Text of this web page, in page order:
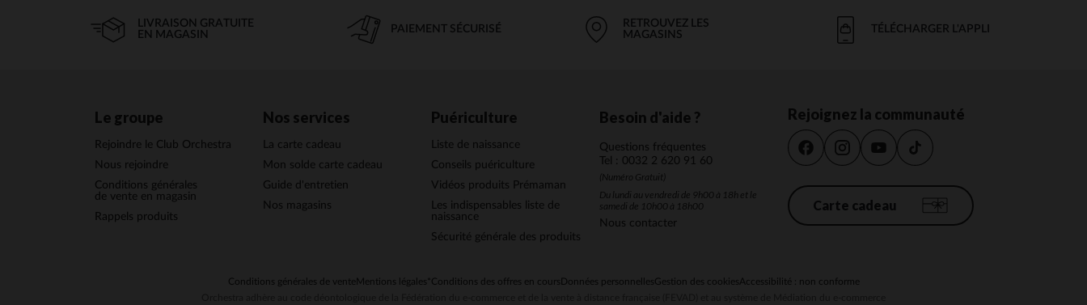
LIVRAISON GRATUITE
EN MAGASIN
PAIEMENT SÉCURISÉ
RETROUVEZ LES
MAGASINS
TÉLÉCHARGER L'APPLI
Le groupe
Rejoindre le Club Orchestra
Nous rejoindre
Conditions générales
de vente en magasin
Rappels produits
Nos services
La carte cadeau
Mon solde carte cadeau
Guide d'entretien
Nos magasins
Puériculture
Liste de naissance
Conseils puériculture
Vidéos produits Prémaman
Les indispensables liste de
naissance
Sécurité générale des produits
Besoin d'aide ?
Questions fréquentes
Tel : 0032 2 620 91 60
(Numéro Gratuit)
Du lundi au vendredi de 9h00 à 18h et le
samedi de 10h00 à 18h00
Nous contacter
Rejoignez la communauté
Carte cadeau
Conditions générales de venteMentions légales *Conditions des offres en cours Données personnellesGestion des cookiesAccessibilité : non conforme